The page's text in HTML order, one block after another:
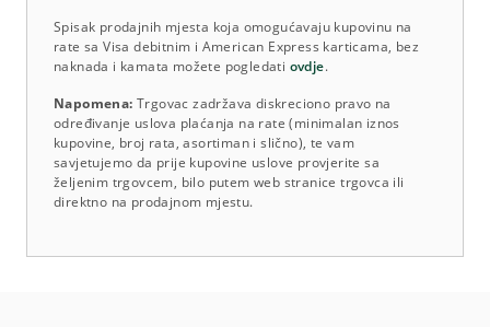
Spisak prodajnih mjesta koja omogućavaju kupovinu na
rate sa Visa debitnim i American Express karticama, bez
naknada i kamata možete pogledati ovdje.
Napomena: Trgovac zadržava diskreciono pravo na
određivanje uslova plaćanja na rate (minimalan iznos
kupovine, broj rata, asortiman i slično), te vam
savjetujemo da prije kupovine uslove provjerite sa
željenim trgovcem, bilo putem web stranice trgovca ili
direktno na prodajnom mjestu.